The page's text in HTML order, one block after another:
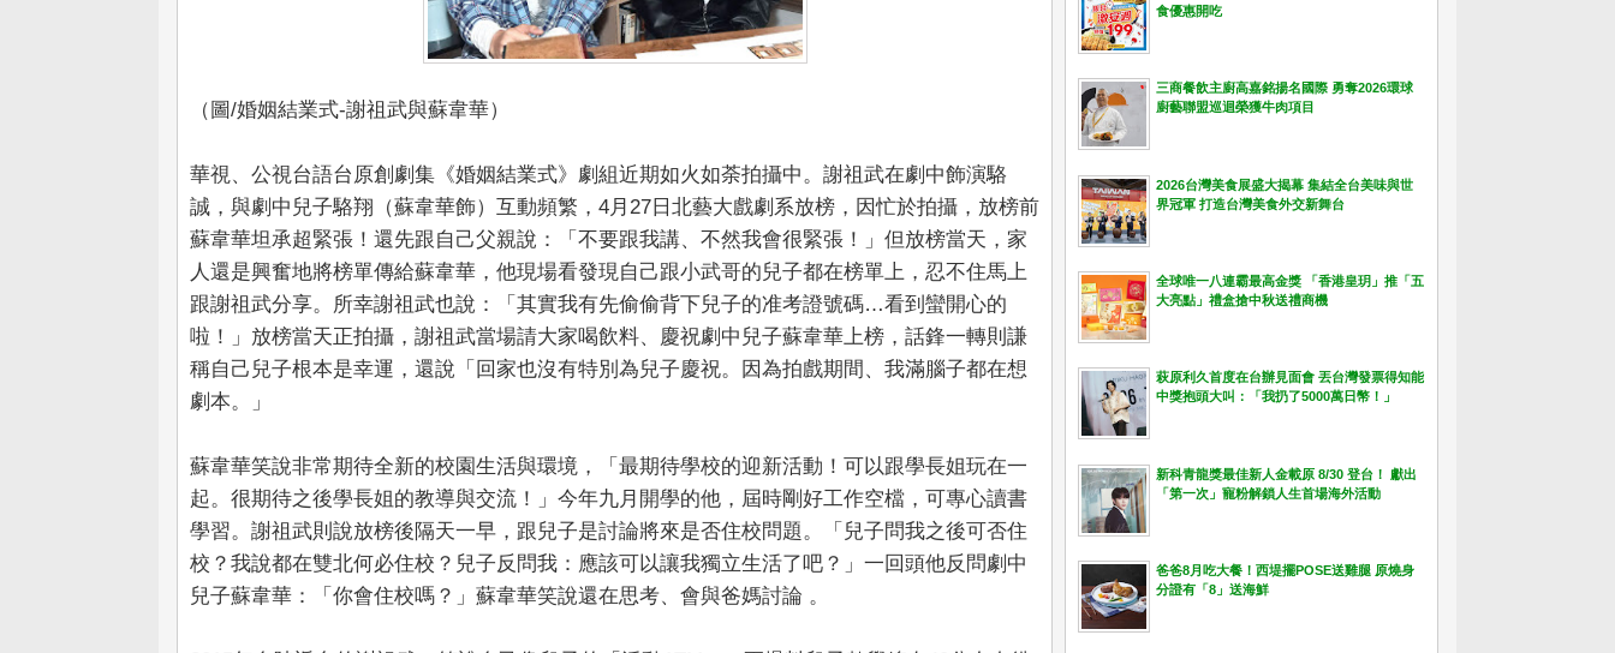
（圖/婚姻結業式-謝祖武與蘇韋華）
華視、公視台語台原創劇集《婚姻結業式》劇組近期如火如荼拍攝中。謝祖武在劇中飾演駱
誠，與劇中兒子駱翔（蘇韋華飾）互動頻繁，4月27日北藝大戲劇系放榜，因忙於拍攝，放榜前
蘇韋華坦承超緊張！還先跟自己父親說：「不要跟我講、不然我會很緊張！」但放榜當天，家
人還是興奮地將榜單傳給蘇韋華，他現場看發現自己跟小武哥的兒子都在榜單上，忍不住馬上
跟謝祖武分享。所幸謝祖武也說：「其實我有先偷偷背下兒子的准考證號碼…看到蠻開心的
啦！」放榜當天正拍攝，謝祖武當場請大家喝飲料、慶祝劇中兒子蘇韋華上榜，話鋒一轉則謙
稱自己兒子根本是幸運，還說「回家也沒有特別為兒子慶祝。因為拍戲期間、我滿腦子都在想
劇本。」
蘇韋華笑說非常期待全新的校園生活與環境，「最期待學校的迎新活動！可以跟學長姐玩在一
起。很期待之後學長姐的教導與交流！」今年九月開學的他，屆時剛好工作空檔，可專心讀書
學習。謝祖武則說放榜後隔天一早，跟兒子是討論將來是否住校問題。「兒子問我之後可否住
校？我說都在雙北何必住校？兒子反問我：應該可以讓我獨立生活了吧？」一回頭他反問劇中
兒子蘇韋華：「你會住校嗎？」蘇韋華笑說還在思考、會與爸媽討論 。
食優惠開吃
三商餐飲主廚高嘉銘揚名國際 勇奪2026環球
廚藝聯盟巡迴榮獲牛肉項目
2026台灣美食展盛大揭幕 集結全台美味與世
界冠軍 打造台灣美食外交新舞台
全球唯一八連霸最高金獎 「香港皇玥」推「五
大亮點」禮盒搶中秋送禮商機
萩原利久首度在台辦見面會 丟台灣發票得知能
中獎抱頭大叫：「我扔了5000萬日幣！」
新科青龍獎最佳新人金載原 8/30 登台！ 獻出
「第一次」寵粉解鎖人生首場海外活動
爸爸8月吃大餐！西堤擺POSE送雞腿 原燒身
分證有「8」送海鮮